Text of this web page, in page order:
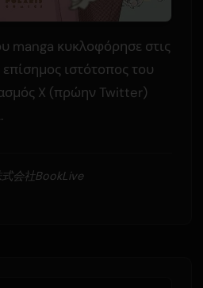
manga κυκλοφόρησε στις
ιστότοπος του
X (πρώην Twitter)
会社BookLive